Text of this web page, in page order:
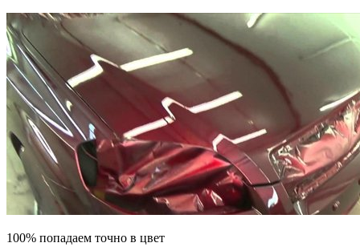
100% попадаем точно в цвет